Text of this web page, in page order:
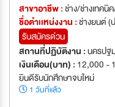
สาขาอาชีพ :ช่าง/ช่างเทคนิ
ชื่อตำเเหน่งงาน :ช่างยนต์ (
รับสมัครด่วน
สถานที่ปฏิบัติงาน :นครปฐ
เงินเดือน(บาท) : 12,000 -
ยินดีรับนักศึกษาจบใหม่
1 วันที่แล้ว